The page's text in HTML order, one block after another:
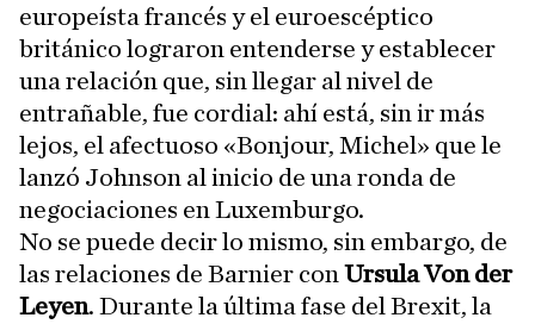
europeísta francés y el euroescéptico
británico lograron entenderse y establecer
una relación que, sin llegar al nivel de
entrañable, fue cordial: ahí está, sin ir más
lejos, el afectuoso «Bonjour, Michel» que le
lanzó Johnson al inicio de una ronda de
negociaciones en Luxemburgo.
No se puede decir lo mismo, sin embargo, de
las relaciones de Barnier con Ursula Von der
Leyen. Durante la última fase del Brexit, la